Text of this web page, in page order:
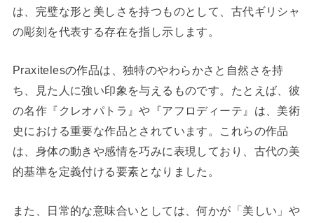
は、完璧な形と美しさを持つものとして、古代ギリシャ
の彫刻を代表する存在を指し示します。
Praxitelesの作品は、独特のやわらかさと自然さを持
ち、見た人に強い印象を与えるものです。たとえば、彼
の名作『クレオパトラ』や『アフロディーテ』は、美術
史における重要な作品とされています。これらの作品
は、身体の動きや感情を巧みに表現しており、古代の美
的基準を定義付ける要素となりました。
また、日常的な意味合いとしては、何かが「美しい」や